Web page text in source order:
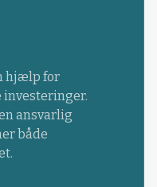
hjælp for
ansvarlig
både